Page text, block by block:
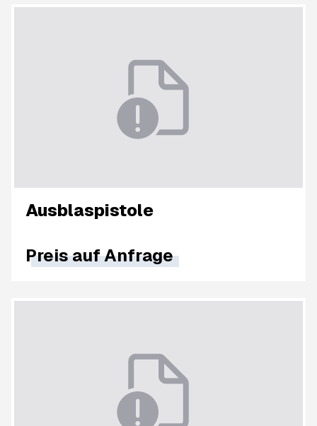
Ausblaspistole
Preis auf Anfrage